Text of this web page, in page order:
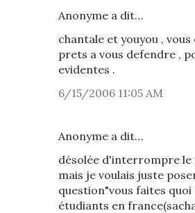
Anonyme a dit…
chantale et youyou ,
prets a vous defendre ,
evidentes .
6/15/2006 11:05 AM
Anonyme a dit…
désolée d'interrompre le
mais je voulais juste
question"vous faites quoi
étudiants en